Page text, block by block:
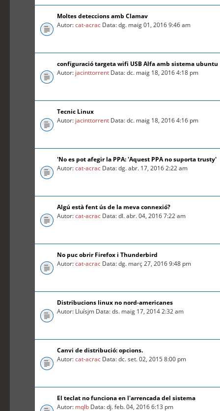
Moltes deteccions amb Clamav
Autor:cat-acrac Data: dg. maig 01, 2016 9:46 am
configuració targeta wifi USB Alfa amb sistema ubuntu
Autor: jacinttorrent Data: dc. maig 18, 2016 4:18 pm
Tecnic Linux
Autor: jacinttorrent Data: dc. maig 18, 2016 4:16 pm
'No es pot afegir la PPA: 'Aquest PPA no suporta trusty'
Autor:cat-acrac Data: dg. abr. 17, 2016 2:22 am
Algú està fent ús de la meva connexió?
Autor:cat-acrac Data: dl. abr. 04, 2016 7:22 am
No puc obrir Firefox i Thunderbird
Autor:cat-acrac Data: dg. març 27, 2016 9:48 pm
Distribucions linux no nord-americanes
Autor: Lluísjm Data: ds. maig 17, 2014 2:32 am
Canvi de distribució: opcions.
Autor:cat-acrac Data: dc. set. 02, 2015 8:00 pm
El teclat no funciona en l'arrencada del sistema
Autor: mqlb Data: dj. feb. 04, 2016 6:13 pm